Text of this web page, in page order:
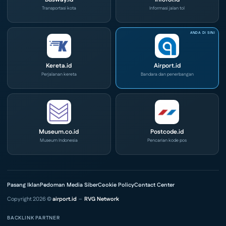
Transportasi kota Informasi jalan tol
Kereta.id
Perjalanan kereta
Airport.id
Bandara dan penerbangan
Museum.co.id
Museum Indonesia
Postcode.id
Pencarian kode pos
Pasang IklanPedoman Media SiberCookie PolicyContact Center
Copyright 2026 ©airport.id – RVG Network
BACKLINK PARTNER